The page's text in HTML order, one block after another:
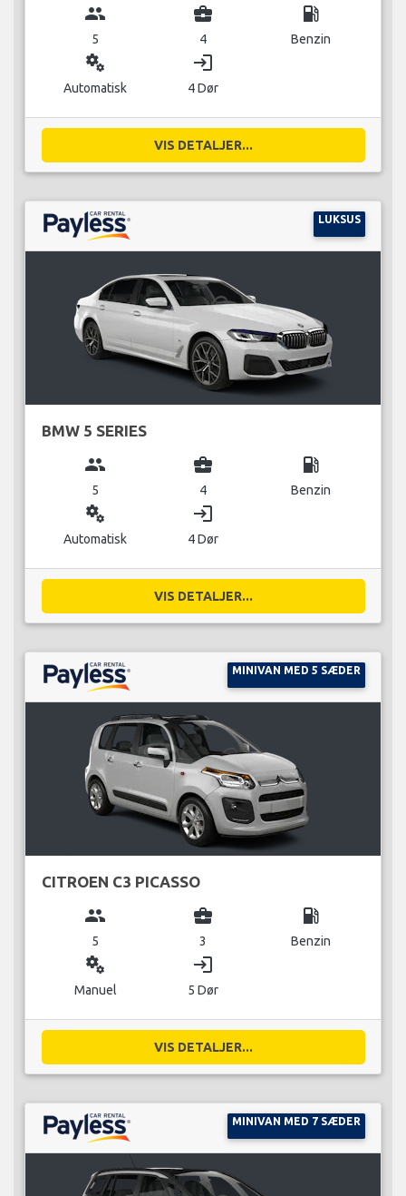
group
5
business_center
4
local_gas_station
Benzin
miscellaneous_services
Automatisk
login
4 Dør
VIS DETALJER...
LUKSUS
BMW 5 SERIES
group
5
business_center
4
local_gas_station
Benzin
miscellaneous_services
Automatisk
login
4 Dør
VIS DETALJER...
MINIVAN MED 5 SÆDER
CITROEN C3 PICASSO
group
5
business_center
3
local_gas_station
Benzin
miscellaneous_services
Manuel
login
5 Dør
VIS DETALJER...
MINIVAN MED 7 SÆDER